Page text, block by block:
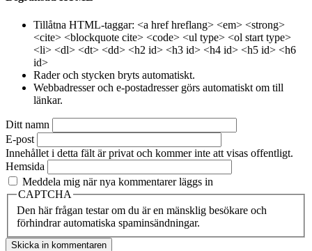
Tillåtna HTML-taggar: <a href hreflang> <em> <strong>
<cite> <blockquote cite> <code> <ul type> <ol start type>
<li> <dl> <dt> <dd> <h2 id> <h3 id> <h4 id> <h5 id> <h6
id>
Rader och stycken bryts automatiskt.
Webbadresser och e-postadresser görs automatiskt om till
länkar.
Ditt namn
E-post
Innehållet i detta fält är privat och kommer inte att visas offentligt.
Hemsida
Meddela mig när nya kommentarer läggs in
CAPTCHA
Den här frågan testar om du är en mänsklig besökare och
förhindrar automatiska spaminsändningar.